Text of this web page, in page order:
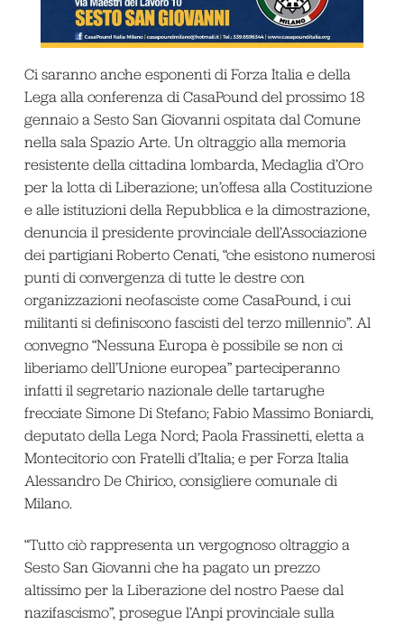
Ci saranno anche esponenti di Forza Italia e della
Lega alla conferenza di CasaPound del prossimo 18
gennaio a Sesto San Giovanni ospitata dal Comune
nella sala Spazio Arte. Un oltraggio alla memoria
resistente della cittadina lombarda, Medaglia d’Oro
per la lotta di Liberazione; un’offesa alla Costituzione
e alle istituzioni della Repubblica e la dimostrazione,
denuncia il presidente provinciale dell’Associazione
dei partigiani Roberto Cenati, “che esistono numerosi
punti di convergenza di tutte le destre con
organizzazioni neofasciste come CasaPound, i cui
militanti si definiscono fascisti del terzo millennio”. Al
convegno “Nessuna Europa è possibile se non ci
liberiamo dell’Unione europea” parteciperanno
infatti il segretario nazionale delle tartarughe
frecciate Simone Di Stefano; Fabio Massimo Boniardi,
deputato della Lega Nord; Paola Frassinetti, eletta a
Montecitorio con Fratelli d’Italia; e per Forza Italia
Alessandro De Chirico, consigliere comunale di
Milano.
“Tutto ciò rappresenta un vergognoso oltraggio a
Sesto San Giovanni che ha pagato un prezzo
altissimo per la Liberazione del nostro Paese dal
nazifascismo”, prosegue l’Anpi provinciale sulla